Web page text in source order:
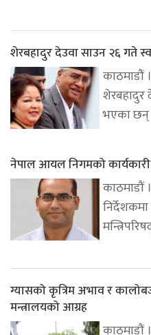
शेरबहादुर देउवा साउन २६ गते
काठमाडौं
शेरबहादुर
भएका छन्
नेपाल आयल निगमको
काठमाडौं
ग्यासको कृत्रिम अभाव र
मन्त्रालयको आग्रह
काठमाडौं